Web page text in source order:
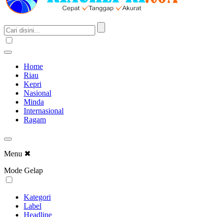
Home
Riau
Kepri
Nasional
Minda
Internasional
Ragam
Menu ✖
Mode Gelap
Kategori
Label
Headline